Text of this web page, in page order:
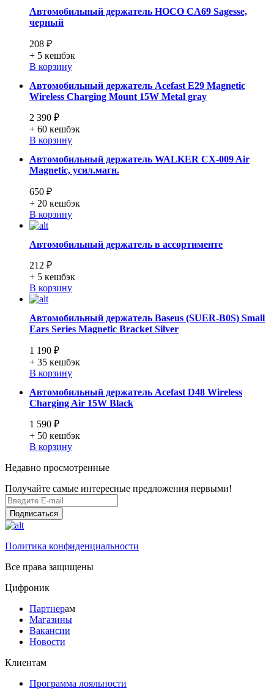
Автомобильный держатель HOCO CA69 Sagesse,
черный
208 ₽
+ 5 кешбэк
В корзину
Автомобильный держатель Acefast E29 Magnetic
Wireless Charging Mount 15W Metal gray
2 390 ₽
+ 60 кешбэк
В корзину
Автомобильный держатель WALKER CX-009 Air
Magnetic, усил.магн.
650 ₽
+ 20 кешбэк
В корзину
Автомобильный держатель в ассортименте
212 ₽
+ 5 кешбэк
В корзину
Автомобильный держатель Baseus (SUER-B0S) Small
Ears Series Magnetic Bracket Silver
1 190 ₽
+ 35 кешбэк
В корзину
Автомобильный держатель Acefast D48 Wireless
Charging Air 15W Black
1 590 ₽
+ 50 кешбэк
В корзину
Недавно просмотренные
Получайте самые интересные предложения первыми!
Подписаться
Политика конфиденциальности
Все права защищены
Цифроник
Партнерам
Магазины
Вакансии
Новости
Клиентам
Программа лояльности